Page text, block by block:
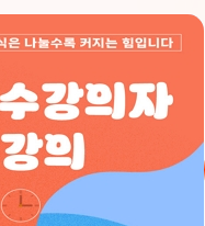
기관강의
테마강의